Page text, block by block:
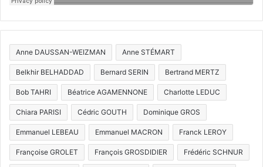
Anne DAUSSAN-WEIZMAN Anne STÉMART
Belkhir BELHADDAD Bernard SERIN Bertrand MERTZ
Bob TAHRI Béatrice AGAMENNONE Charlotte LEDUC
Chiara PARISI Cédric GOUTH Dominique GROS
Emmanuel LEBEAU Emmanuel MACRON Franck LEROY
Françoise GROLET François GROSDIDIER Frédéric SCHNUR